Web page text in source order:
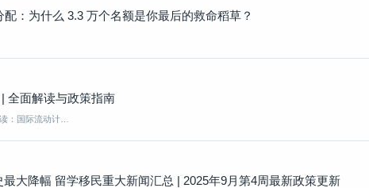
：为什么 3.3 万个名额是你最后的救命稻草？
全面解读与政策指南
：国际流动计…
大降幅 留学移民重大新闻汇总 | 2025年9月第4周最新政策更新